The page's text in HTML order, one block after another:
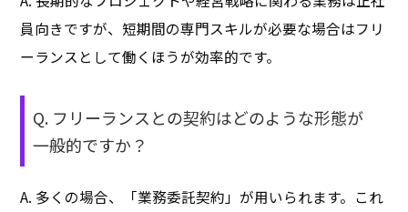
員向きですが、短期間の専門スキルが必要な場合はフリ
ーランスとして働くほうが効率的です。
Q. フリーランスとの契約はどのような形態が
一般的ですか？
A. 多くの場合、「業務委託契約」が用いられます。これ